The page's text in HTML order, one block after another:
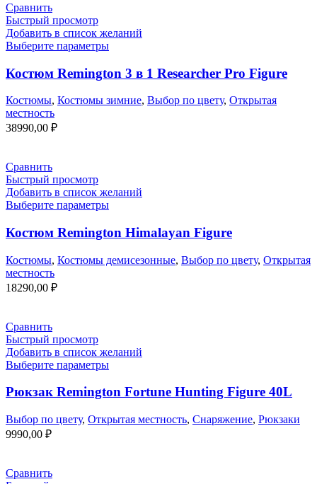
Сравнить
Быстрый просмотр
Добавить в список желаний
Выберите параметры
Костюм Remington 3 в 1 Researcher Pro Figure
Костюмы, Костюмы зимние, Выбор по цвету, Открытая
местность
38990,00 ₽
Сравнить
Быстрый просмотр
Добавить в список желаний
Выберите параметры
Костюм Remington Himalayan Figure
Костюмы, Костюмы демисезонные, Выбор по цвету, Открытая
местность
18290,00 ₽
Сравнить
Быстрый просмотр
Добавить в список желаний
Выберите параметры
Рюкзак Remington Fortune Hunting Figure 40L
Выбор по цвету, Открытая местность, Снаряжение, Рюкзаки
9990,00 ₽
Сравнить